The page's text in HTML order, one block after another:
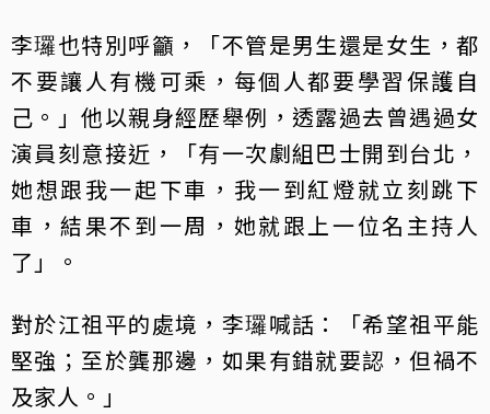
李㼈也特別呼籲，「不管是男生還是女生，都
不要讓人有機可乘，每個人都要學習保護自
己。」他以親身經歷舉例，透露過去曾遇過女
演員刻意接近，「有一次劇組巴士開到台北，
她想跟我一起下車，我一到紅燈就立刻跳下
車，結果不到一周，她就跟上一位名主持人
了」。
對於江祖平的處境，李㼈喊話：「希望祖平能
堅強；至於龔那邊，如果有錯就要認，但禍不
及家人。」